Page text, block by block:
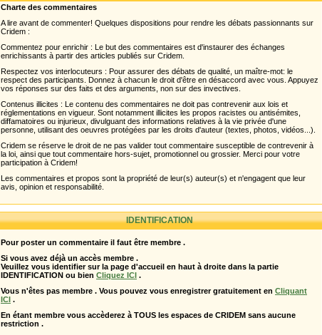
Charte des commentaires
A lire avant de commenter! Quelques dispositions pour rendre les débats passionnants sur
Cridem :
Commentez pour enrichir : Le but des commentaires est d'instaurer des échanges
enrichissants à partir des articles publiés sur Cridem.
Respectez vos interlocuteurs : Pour assurer des débats de qualité, un maître-mot: le
respect des participants. Donnez à chacun le droit d'être en désaccord avec vous. Appuyez
vos réponses sur des faits et des arguments, non sur des invectives.
Contenus illicites : Le contenu des commentaires ne doit pas contrevenir aux lois et
réglementations en vigueur. Sont notamment illicites les propos racistes ou antisémites,
diffamatoires ou injurieux, divulguant des informations relatives à la vie privée d'une
personne, utilisant des oeuvres protégées par les droits d'auteur (textes, photos, vidéos...).
Cridem se réserve le droit de ne pas valider tout commentaire susceptible de contrevenir à
la loi, ainsi que tout commentaire hors-sujet, promotionnel ou grossier. Merci pour votre
participation à Cridem!
Les commentaires et propos sont la propriété de leur(s) auteur(s) et n'engagent que leur
avis, opinion et responsabilité.
IDENTIFICATION
Pour poster un commentaire il faut être membre .
Si vous avez déjà un accès membre .
Veuillez vous identifier sur la page d'accueil en haut à droite dans la partie
IDENTIFICATION ou bien Cliquez ICI .
Vous n'êtes pas membre . Vous pouvez vous enregistrer gratuitement en Cliquant
ICI .
En étant membre vous accèderez à TOUS les espaces de CRIDEM sans aucune
restriction .